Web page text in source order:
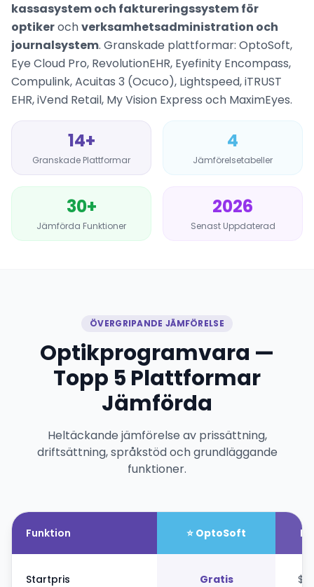
kassasystem och faktureringssystem för
optikerochverksamhetsadministration och
journalsystem. Granskade plattformar: OptoSoft,
Eye Cloud Pro, RevolutionEHR, Eyefinity Encompass,
Compulink, Acuitas 3 (Ocuco), Lightspeed, iTRUST
EHR, iVend Retail, My Vision Express och MaximEyes.
14+
Granskade Plattformar
4
Jämförelsetabeller
30+
Jämförda Funktioner
2026
Senast Uppdaterad
ÖVERGRIPANDE JÄMFÖRELSE
Optikprogramvara —
Topp 5 Plattformar
Jämförda
Heltäckande jämförelse av prissättning,
driftsättning, språkstöd och grundläggande
funktioner.
Funktion ⭐ OptoSoft
Startpris Gratis